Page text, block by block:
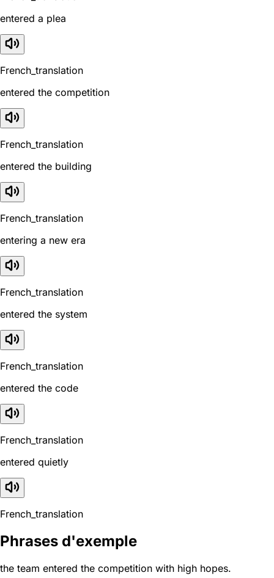
entered a plea
French_translation
entered the competition
French_translation
entered the building
French_translation
entering a new era
French_translation
entered the system
French_translation
entered the code
French_translation
entered quietly
French_translation
Phrases d'exemple
the team entered the competition with high hopes.